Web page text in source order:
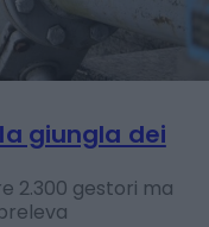
giungla dei
2.300 gestori ma